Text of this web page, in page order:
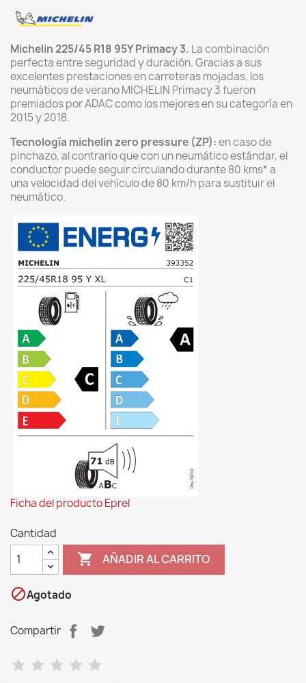
Michelin 225/45 R18 95Y Primacy 3. La combinación
perfecta entre seguridad y duración. Gracias a sus
excelentes prestaciones en carreteras mojadas, los
neumáticos de verano MICHELIN Primacy 3 fueron
premiados por ADAC como los mejores en su categoría en
2015 y 2018.
Tecnología michelin zero pressure (ZP):en caso de
pinchazo, al contrario que con un neumático estándar, el
conductor puede seguir circulando durante 80 kms* a
una velocidad del vehículo de 80 km/h para sustituir el
neumático.
Ficha del producto Eprel
Cantidad
 AÑADIR AL CARRITO
Agotado
Compartir